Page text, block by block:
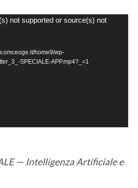
not supported or source(s) not
home9/wp-
SPECIALE-APP.mp4?_=1
— Intelligenza Artificiale e